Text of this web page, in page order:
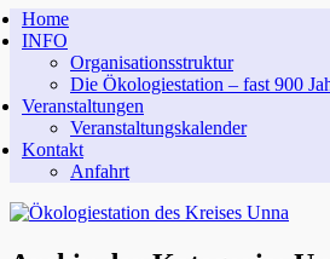
Home
INFO
Organisationsstruktur
Die Ökologiestation – fast 900
Veranstaltungen
Veranstaltungskalender
Kontakt
Anfahrt